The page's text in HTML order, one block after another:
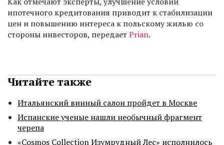
ипотечного кредитования приводит к стабилизации
цен и повышению интереса к польскому жилью со
стороны инвесторов, передает Prian.
Читайте также
Итальянский винный салон пройдет в Москве
Испанские ученые нашли необычный фрагмент
черепа
«Cosmos Collection Изумрудный Лес» исполнилось